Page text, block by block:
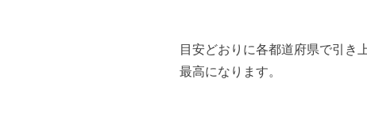
目安どおりに各都道府県で引き
最高になります。